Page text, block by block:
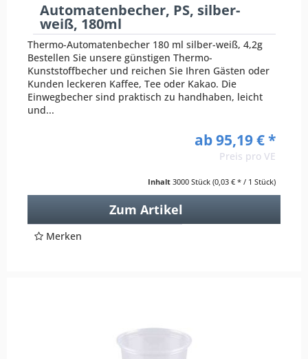
Automatenbecher, PS, silber-
weiß, 180ml
Thermo-Automatenbecher 180 ml silber-weiß, 4,2g
Bestellen Sie unsere günstigen Thermo-
Kunststoffbecher und reichen Sie Ihren Gästen oder
Kunden leckeren Kaffee, Tee oder Kakao. Die
Einwegbecher sind praktisch zu handhaben, leicht
und...
ab 95,19 € *
Preis pro VE
Inhalt 3000 Stück (0,03 € * / 1 Stück)
Zum Artikel
Merken